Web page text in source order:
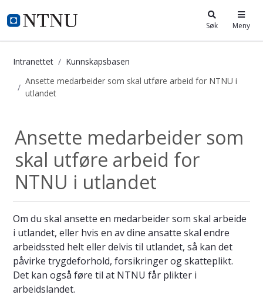
i.ntnu.no Søk Meny
Intranettet
Kunnskapsbasen
Ansette medarbeider som skal utføre arbeid for NTNU i
utlandet
Ansette medarbeider som
skal utføre arbeid for
NTNU i utlandet
Om du skal ansette en medarbeider som skal arbeide
i utlandet, eller hvis en av dine ansatte skal endre
arbeidssted helt eller delvis til utlandet, så kan det
påvirke trygdeforhold, forsikringer og skatteplikt.
Det kan også føre til at NTNU får plikter i
arbeidslandet.